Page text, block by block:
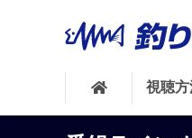
視聴方